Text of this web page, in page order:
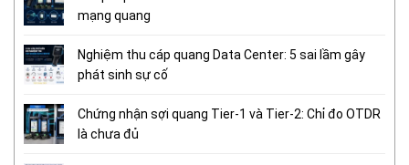
mạng quang
Nghiệm thu cáp quang Data Center: 5 sai lầm gây
phát sinh sự cố
Chứng nhận sợi quang Tier-1 và Tier-2: Chỉ đo OTDR
là chưa đủ